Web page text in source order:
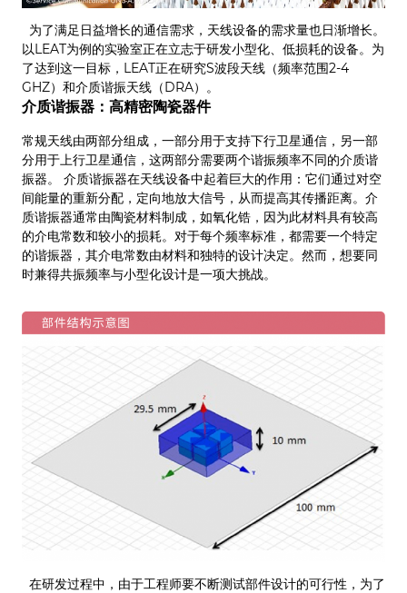
为了满足日益增长的通信需求，天线设备的需求量也日渐增长。
以LEAT为例的实验室正在立志于研发小型化、低损耗的设备。为
了达到这一目标，LEAT正在研究S波段天线（频率范围2-4
GHZ）和介质谐振天线（DRA）。
介质谐振器：高精密陶瓷器件
常规天线由两部分组成，一部分用于支持下行卫星通信，另一部
分用于上行卫星通信，这两部分需要两个谐振频率不同的介质谐
振器。 介质谐振器在天线设备中起着巨大的作用：它们通过对空
间能量的重新分配，定向地放大信号，从而提高其传播距离。介
质谐振器通常由陶瓷材料制成，如氧化锆，因为此材料具有较高
的介电常数和较小的损耗。对于每个频率标准，都需要一个特定
的谐振器，其介电常数由材料和独特的设计决定。然而，想要同
时兼得共振频率与小型化设计是一项大挑战。
在研发过程中，由于工程师要不断测试部件设计的可行性，为了